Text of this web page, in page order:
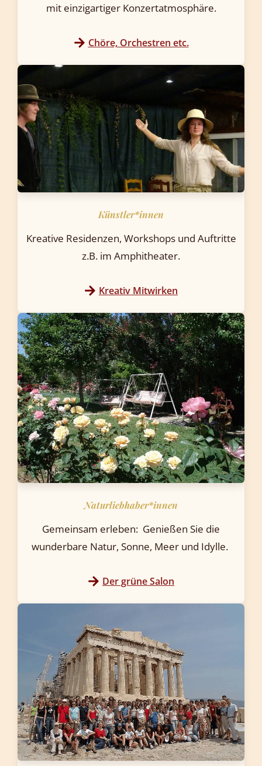
mit einzigartiger Konzertatmosphäre.
Chöre, Orchestren etc.
Künstler*innen
Kreative Residenzen, Workshops und Auftritte
z.B. im Amphitheater.
Kreativ Mitwirken
Naturliebhaber*innen
Gemeinsam erleben: Genießen Sie die
wunderbare Natur, Sonne, Meer und Idylle.
Der grüne Salon